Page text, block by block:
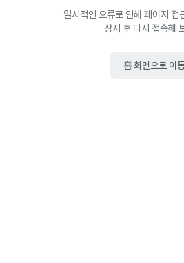
일시적인 오류로 인해 페이지 접
잠시 후 다시 접속해
홈 화면으로 이